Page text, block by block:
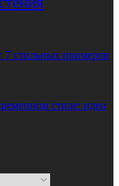
7 стильных примеров
стиле: идеи